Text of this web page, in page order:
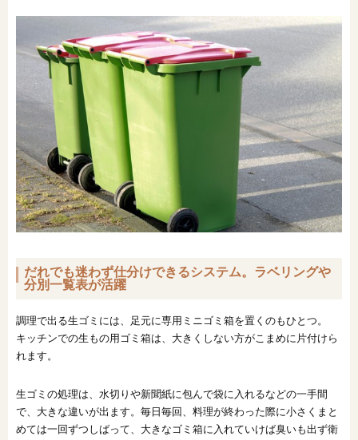
だれでも迷わず仕分けできるシステム。ラベリングや
分別一覧表が活躍
調理で出る生ゴミには、足元に専用ミニゴミ箱を置くのもひとつ。
キッチンでの生もの用ゴミ箱は、大きくしない方がこまめに片付けら
れます。
生ゴミの処理は、水切りや新聞紙に包んで袋に入れるなどの一手間
で、大きな違いが出ます。毎日毎回、料理が終わった際に小さくまと
めては一回ずつしばって、大きなゴミ箱に入れていけば臭いも出ず衛